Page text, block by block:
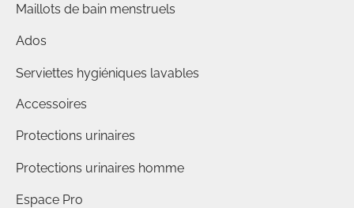
Maillots de bain menstruels
Ados
Serviettes hygiéniques lavables
Accessoires
Protections urinaires
Protections urinaires homme
Espace Pro